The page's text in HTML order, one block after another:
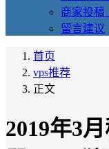
商家投稿
留言建议
首页
vps推荐
正文
2019年3